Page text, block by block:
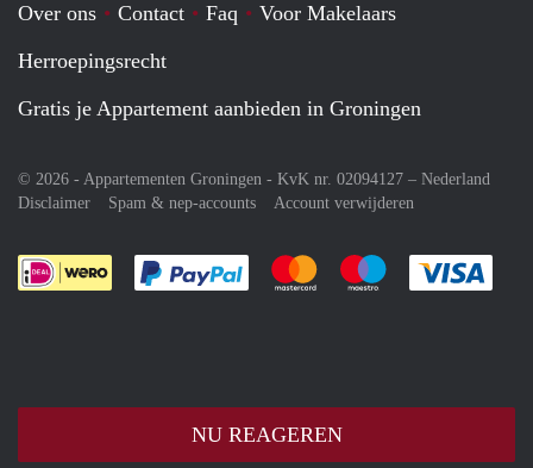
NU REAGEREN
Over ons Contact Faq
Voor Makelaars
Herroepingsrecht
Gratis je Appartement aanbieden in Groningen
© 2026 - Appartementen Groningen - KvK nr. 02094127 – Nederland
Disclaimer
Spam & nep-accounts Account verwijderen
Je rekent gemakkelijk af met Paypal
Je rekent gemakkelijk af met
Je rekent